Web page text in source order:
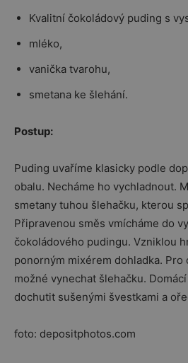
Kvalitní čokoládový puding s
mléko,
vanička tvarohu,
smetana ke šlehání.
Postup:
Puding uvaříme klasicky podle
obalu. Necháme ho vychladnout.
smetany tuhou šlehačku, kterou
Připravenou směs vmícháme do
čokoládového pudingu. Vzniklou
ponorným mixérem dohladka.
možné vynechat šlehačku.
dochutit sušenými švestkami a
foto: depositphotos.com